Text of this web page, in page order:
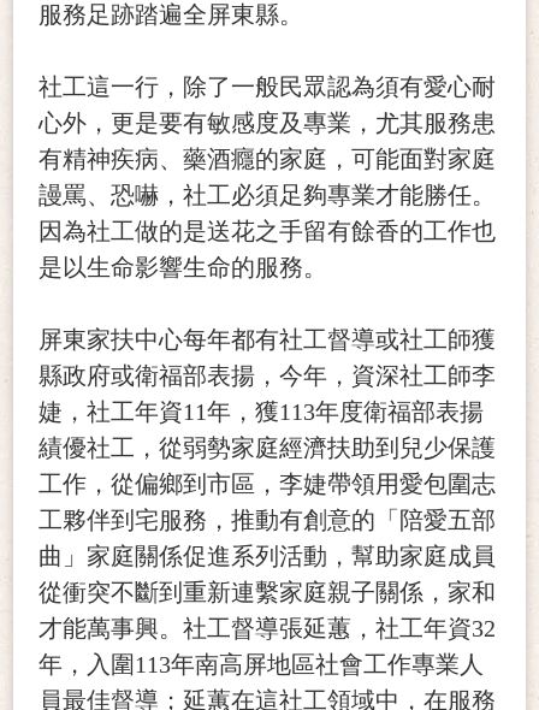
服務足跡踏遍全屏東縣。
社工這一行，除了一般民眾認為須有愛心耐
心外，更是要有敏感度及專業，尤其服務患
有精神疾病、藥酒癮的家庭，可能面對家庭
謾罵、恐嚇，社工必須足夠專業才能勝任。
因為社工做的是送花之手留有餘香的工作也
是以生命影響生命的服務。
屏東家扶中心每年都有社工督導或社工師獲
縣政府或衛福部表揚，今年，資深社工師李
婕，社工年資11年，獲113年度衛福部表揚
績優社工，從弱勢家庭經濟扶助到兒少保護
工作，從偏鄉到市區，李婕帶領用愛包圍志
工夥伴到宅服務，推動有創意的「陪愛五部
曲」家庭關係促進系列活動，幫助家庭成員
從衝突不斷到重新連繫家庭親子關係，家和
才能萬事興。社工督導張延蕙，社工年資32
年，入圍113年南高屏地區社會工作專業人
員最佳督導；延蕙在這社工領域中，在服務